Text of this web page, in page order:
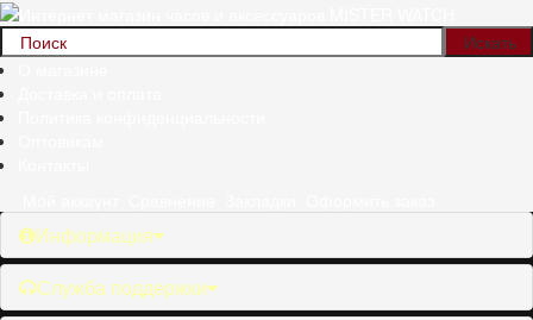
Информация
Служба поддержки